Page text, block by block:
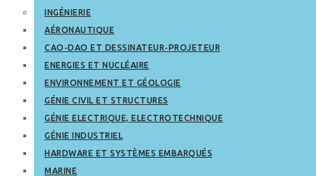
INGÉNIERIE
AÉRONAUTIQUE
CAO-DAO ET DESSINATEUR-PROJETEUR
ENERGIES ET NUCLÉAIRE
ENVIRONNEMENT ET GÉOLOGIE
GÉNIE CIVIL ET STRUCTURES
GÉNIE ELECTRIQUE, ELECTROTECHNIQUE
GÉNIE INDUSTRIEL
HARDWARE ET SYSTÈMES EMBARQUÉS
MARINE